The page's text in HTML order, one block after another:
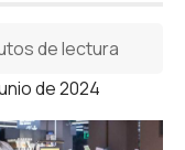
de 2024
de lectura